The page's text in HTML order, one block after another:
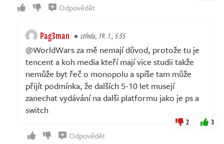
Odpovědět
Pag3man středa, 19. 1., 5:55
@WorldWars za mě nemají důvod, protože tu je
tencent a koh media kteří mají vice studii takže
nemůže byt řeč o monopolu a spíše tam může
přijít podmínka, že dalších 5-10 let musejí
zanechat vydávání na dalši platformu jako je ps a
switch
2 3
Odpovědět